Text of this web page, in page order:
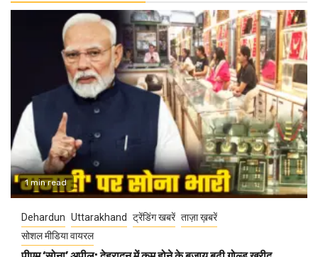
1 min read
Dehardun Uttarakhand ट्रेंडिंग खबरें ताज़ा ख़बरें
सोशल मीडिया वायरल